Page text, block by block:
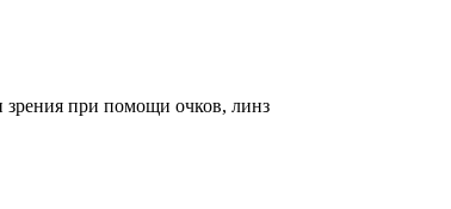
при помощи очков, линз